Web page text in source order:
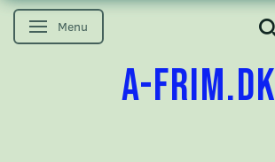
Skifte navigation
Menu
A-FRIM.DK